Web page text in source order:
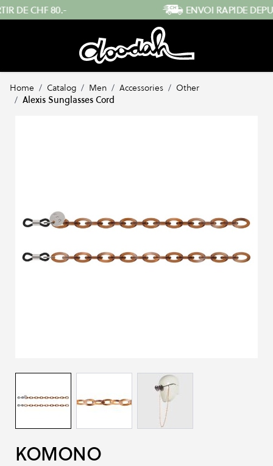
Skip to Content ENVOI RAPIDE DEPUIS LA SUISSE
Home / Catalog / Men / Accessories / Other
/ Alexis Sunglasses Cord
KOMONO